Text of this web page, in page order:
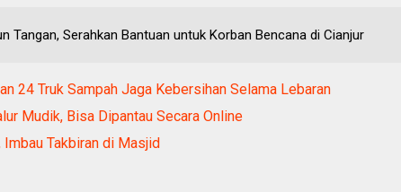
Tangan, Serahkan Bantuan untuk Korban Bencana di Cianjur
24 Truk Sampah Jaga Kebersihan Selama Lebaran
Mudik, Bisa Dipantau Secara Online
Takbiran di Masjid